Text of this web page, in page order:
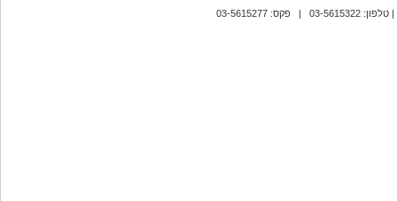
| טלפון: 03-5615322 | פקס: 03-5615277